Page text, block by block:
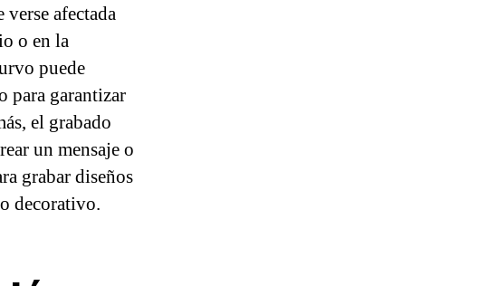
afectada
o en la
puede
para garantizar
el grabado
un mensaje o
grabar diseños
decorativo.